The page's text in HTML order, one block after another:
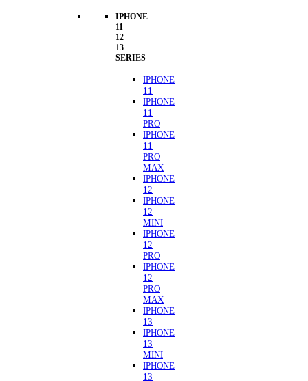
IPHONE
11
12
13
SERIES
IPHONE
11
IPHONE
11
PRO
IPHONE
11
PRO
MAX
IPHONE
12
IPHONE
12
MINI
IPHONE
12
PRO
IPHONE
12
PRO
MAX
IPHONE
13
IPHONE
13
MINI
IPHONE
13